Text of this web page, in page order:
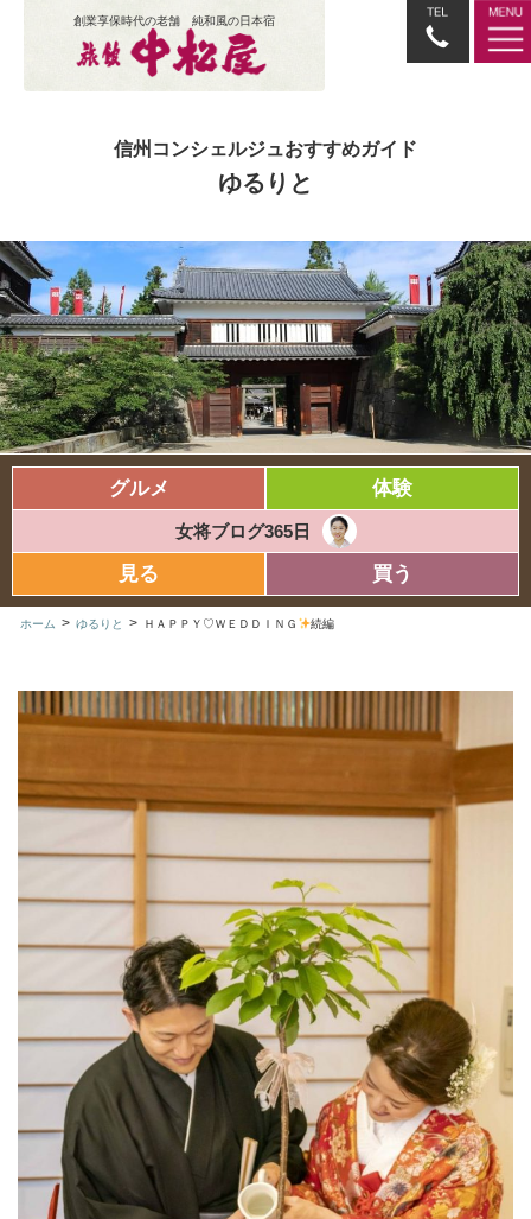
創業享保時代の老舗 純和風の日本宿
信州コンシェルジュおすすめガイド
ゆるりと
グルメ 体験
女将ブログ365日
見る 買う
ホーム > ゆるりと > ＨＡＰＰＹ♡ＷＥＤＤＩＮＧ 続編